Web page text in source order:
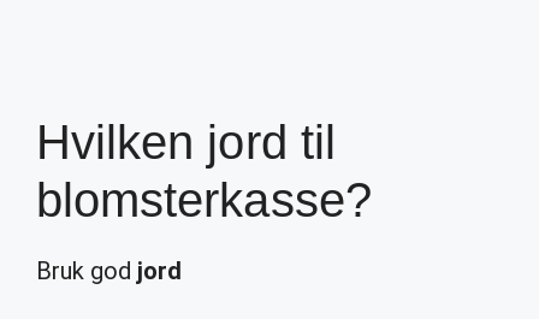
Hvilken jord til
blomsterkasse?
Bruk god jord